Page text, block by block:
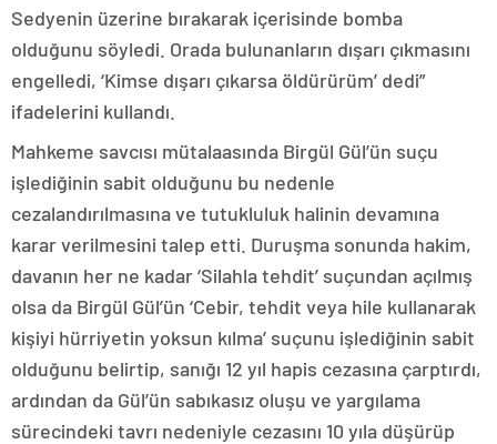
Sedyenin üzerine bırakarak içerisinde bomba
olduğunu söyledi. Orada bulunanların dışarı çıkmasını
engelledi, ‘Kimse dışarı çıkarsa öldürürüm’ dedi”
ifadelerini kullandı.
Mahkeme savcısı mütalaasında Birgül Gül’ün suçu
işlediğinin sabit olduğunu bu nedenle
cezalandırılmasına ve tutukluluk halinin devamına
karar verilmesini talep etti. Duruşma sonunda hakim,
davanın her ne kadar ‘Silahla tehdit’ suçundan açılmış
olsa da Birgül Gül’ün ‘Cebir, tehdit veya hile kullanarak
kişiyi hürriyetin yoksun kılma’ suçunu işlediğinin sabit
olduğunu belirtip, sanığı 12 yıl hapis cezasına çarptırdı,
ardından da Gül’ün sabıkasız oluşu ve yargılama
sürecindeki tavrı nedeniyle cezasını 10 yıla düşürüp